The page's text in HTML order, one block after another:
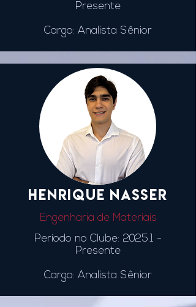
Presente
Cargo: Analista Sênior
HENRIQUE NASSER
Engenharia de Materiais
Período no Clube: 2025.1 -
Presente
Cargo: Analista Sênior